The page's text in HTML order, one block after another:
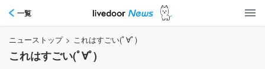
一覧
ニューストップ > これはすごい(ﾟ∀ﾟ)
これはすごい(ﾟ∀ﾟ)